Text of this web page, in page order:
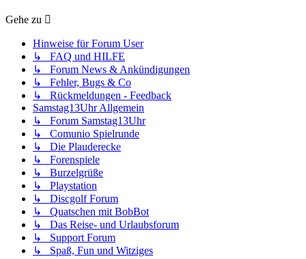
Gehe zu
Hinweise für Forum User
↳ FAQ und HILFE
↳ Forum News & Ankündigungen
↳ Fehler, Bugs & Co
↳ Rückmeldungen - Feedback
Samstag13Uhr Allgemein
↳ Forum Samstag13Uhr
↳ Comunio Spielrunde
↳ Die Plauderecke
↳ Forenspiele
↳ Burzelgrüße
↳ Playstation
↳ Discgolf Forum
↳ Quatschen mit BobBot
↳ Das Reise- und Urlaubsforum
↳ Support Forum
↳ Spaß, Fun und Witziges